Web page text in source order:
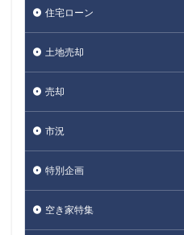
住宅ローン
土地売却
売却
市況
特別企画
空き家特集